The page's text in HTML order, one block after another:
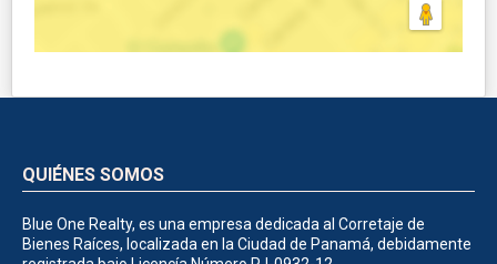
QUIÉNES SOMOS
Blue One Realty, es una empresa dedicada al Corretaje de
Bienes Raíces, localizada en la Ciudad de Panamá, debidamente